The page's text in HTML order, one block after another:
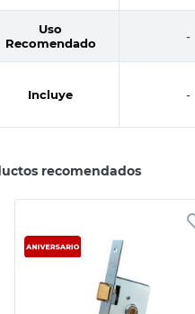
Uso
Recomendado
-
Incluye -
recomendados